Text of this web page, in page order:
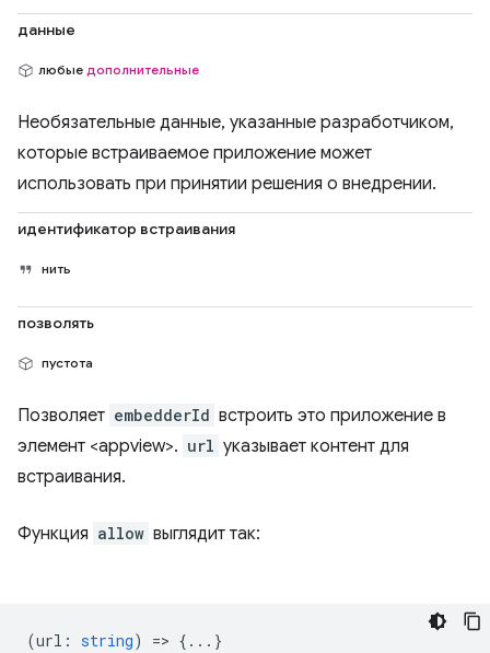
данные
любые дополнительные
Необязательные данные, указанные разработчиком,
которые встраиваемое приложение может
использовать при принятии решения о внедрении.
идентификатор встраивания
нить
позволять
пустота
Позволяет embedderId встроить это приложение в
элемент <appview>. url указывает контент для
встраивания.
Функция allow выглядит так:
(url : string) => {...}